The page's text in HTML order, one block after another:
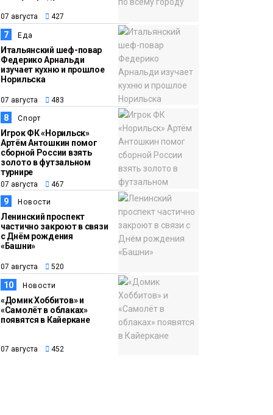
07 августа 427
7 Еда
Итальянский шеф-повар
Федерико Арнальди
изучает кухню и прошлое
Норильска
07 августа 483
8 Спорт
Игрок ФК «Норильск»
Артём Антошкин помог
сборной России взять
золото в футзальном
турнире
07 августа 467
9 Новости
Ленинский проспект
частично закроют в связи
с Днём рождения
«Башни»
07 августа 520
10 Новости
«Домик Хоббитов» и
«Самолёт в облаках»
появятся в Кайеркане
07 августа 452